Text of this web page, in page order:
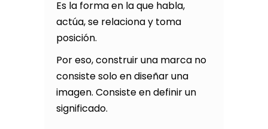
Es la forma en la que habla,
actúa, se relaciona y toma
posición.
Por eso, construir una marca no
consiste solo en diseñar una
imagen. Consiste en definir un
significado.